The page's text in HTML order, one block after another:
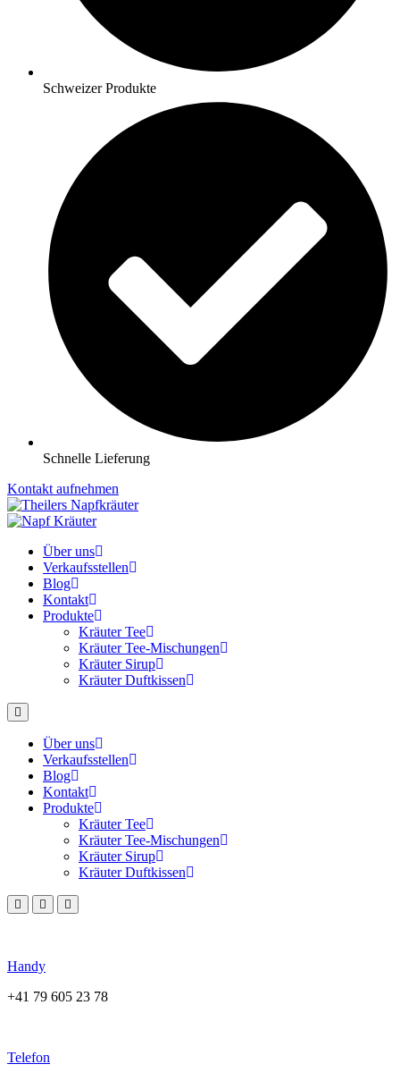
Schweizer Produkte
Schnelle Lieferung
Kontakt aufnehmen
Über uns
Verkaufsstellen
Blog
Kontakt
Produkte
Kräuter Tee
Kräuter Tee-Mischungen
Kräuter Sirup
Kräuter Duftkissen
Über uns
Verkaufsstellen
Blog
Kontakt
Produkte
Kräuter Tee
Kräuter Tee-Mischungen
Kräuter Sirup
Kräuter Duftkissen
Handy
+41 79 605 23 78
Telefon